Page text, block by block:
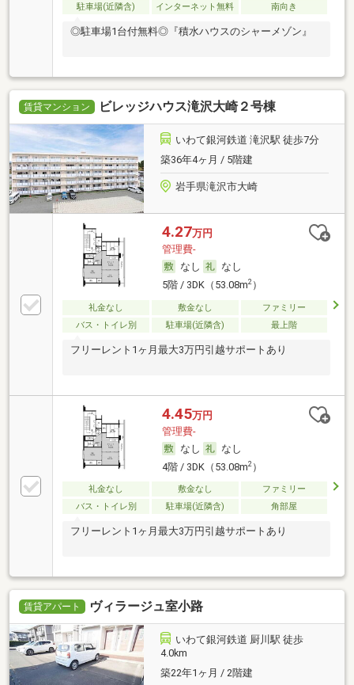
駐車場(近隣含)
インターネット無料 南向き
◎駐車場1台付無料◎『積水ハウスのシャーメゾン』
賃貸マンション ビレッジハウス滝沢大崎２号棟
いわて銀河鉄道 滝沢駅 徒歩7分
築36年4ヶ月 / 5階建
岩手県滝沢市大崎
4.27万円
管理費-
なし
なし
5階 / 3DK（53.08m2）
礼金なし 敷金なし
ファミリー
バス・トイレ別
駐車場(近隣含) 最上階
フリーレント1ヶ月最大3万円引越サポートあり
4.45万円
管理費-
なし
なし
4階 / 3DK（53.08m2）
礼金なし 敷金なし
ファミリー
バス・トイレ別
駐車場(近隣含) 角部屋
フリーレント1ヶ月最大3万円引越サポートあり
賃貸アパート ヴィラージュ室小路
いわて銀河鉄道 厨川駅 徒歩
4.0km
築22年1ヶ月 / 2階建